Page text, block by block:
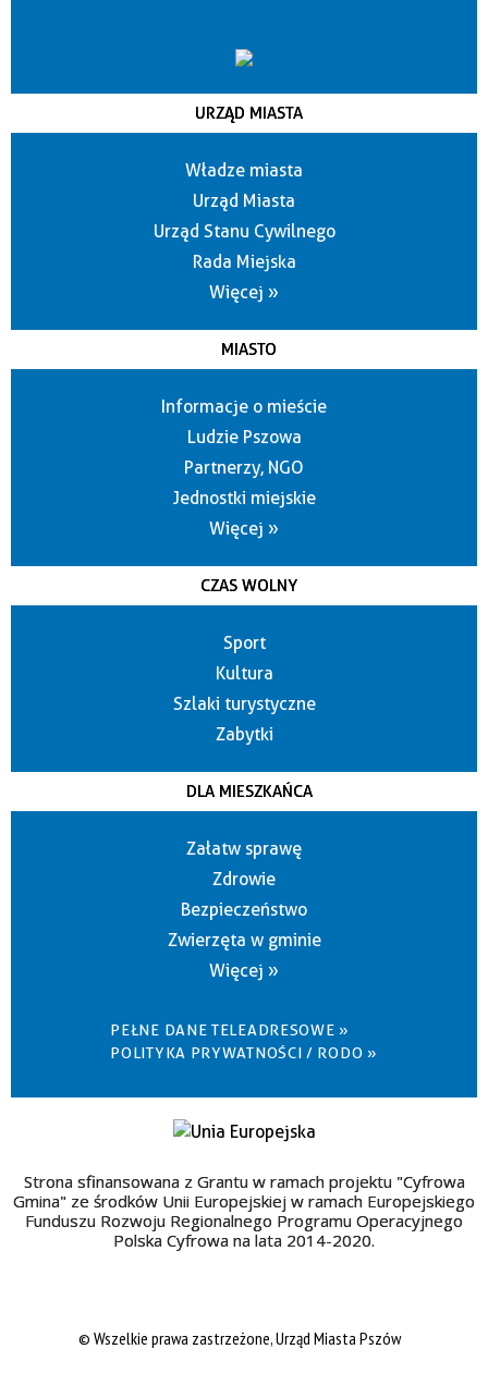
URZĄD MIASTA
Władze miasta
Urząd Miasta
Urząd Stanu Cywilnego
Rada Miejska
Więcej »
MIASTO
Informacje o mieście
Ludzie Pszowa
Partnerzy, NGO
Jednostki miejskie
Więcej »
CZAS WOLNY
Sport
Kultura
Szlaki turystyczne
Zabytki
DLA MIESZKAŃCA
Załatw sprawę
Zdrowie
Bezpieczeństwo
Zwierzęta w gminie
Więcej »
PEŁNE DANE TELEADRESOWE »
POLITYKA PRYWATNOŚCI / RODO »
Strona sfinansowana z Grantu w ramach projektu "Cyfrowa
Gmina" ze środków Unii Europejskiej w ramach Europejskiego
Funduszu Rozwoju Regionalnego Programu Operacyjnego
Polska Cyfrowa na lata 2014-2020.
© Wszelkie prawa zastrzeżone, Urząd Miasta Pszów